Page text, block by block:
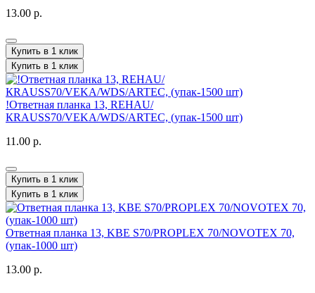
13.00 р.
Купить в 1 клик
Купить в 1 клик
!Ответная планка 13, REHAU/
КRAUSS70/VEKA/WDS/ARTEC, (упак-1500 шт)
11.00 р.
Купить в 1 клик
Купить в 1 клик
Ответная планка 13, KBE S70/PROPLEX 70/NOVOTEX 70,
(упак-1000 шт)
13.00 р.